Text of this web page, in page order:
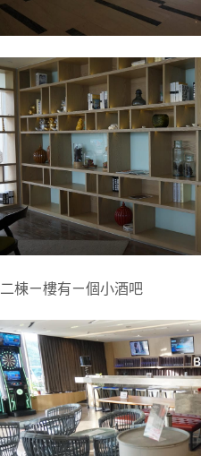
二棟ㄧ樓有ㄧ個小酒吧